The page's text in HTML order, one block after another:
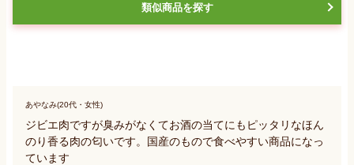
類似商品を探す
あやなみ(20代・女性)
ジビエ肉ですが臭みがなくてお酒の当てにもピッタリなほん
のり香る肉の匂いです。国産のもので食べやすい商品になっ
ています